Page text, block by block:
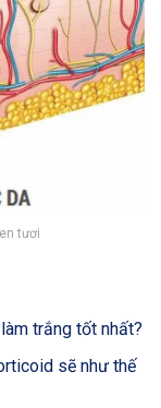
tươi
trắng tốt nhất?
sẽ như thế